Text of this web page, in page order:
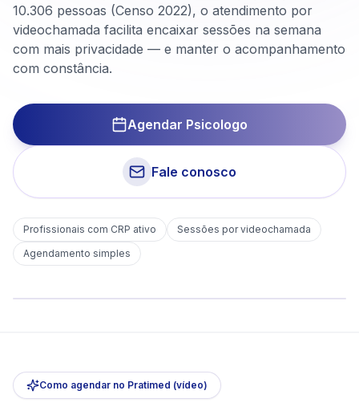
10.306 pessoas (Censo 2022), o atendimento por
videochamada facilita encaixar sessões na semana
com mais privacidade — e manter o acompanhamento
com constância.
Agendar Psicologo
Fale conosco
Profissionais com CRP ativo
Sessões por videochamada
Agendamento simples
Como agendar no Pratimed (vídeo)